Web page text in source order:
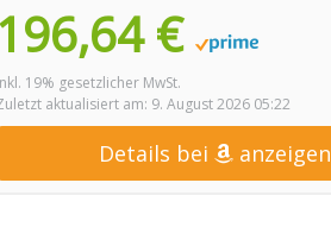
196,64 €
19% gesetzlicher MwSt.
aktualisiert am: 9. August 2026 05:22
Details bei anzeigen